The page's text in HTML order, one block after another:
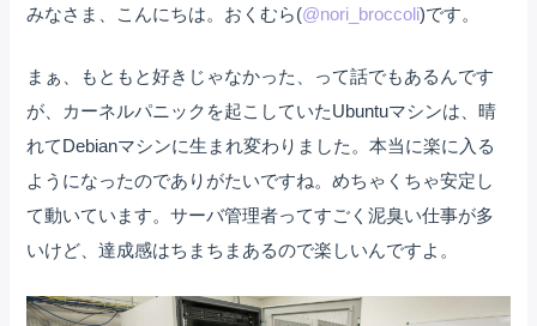
みなさま、こんにちは。おくむら(@nori_broccoli)です。
まぁ、もともと好きじゃなかった、って話でもあるんです
が、カーネルパニックを起こしていたUbuntuマシンは、晴
れてDebianマシンに生まれ変わりました。本当に楽に入る
ようになったのでありがたいですね。めちゃくちゃ安定し
て動いています。サーバ管理者ってすごく泥臭い仕事が多
いけど、達成感はちまちまあるので楽しいんですよ。